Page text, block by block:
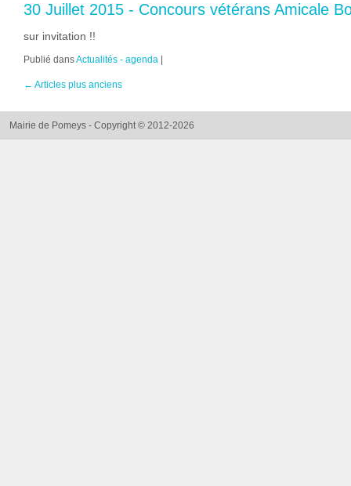
30 Juillet 2015 - Concours vétérans Amicale
sur invitation !!
Publié dansActualités - agenda
← Articles plus anciens
Mairie de Pomeys - Copyright © 2012-2026